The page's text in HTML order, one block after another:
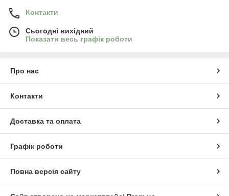
Контакти
Сьогодні вихідний
Показати весь графік роботи
Про нас
Контакти
Доставка та оплата
Графік роботи
Повна версія сайту